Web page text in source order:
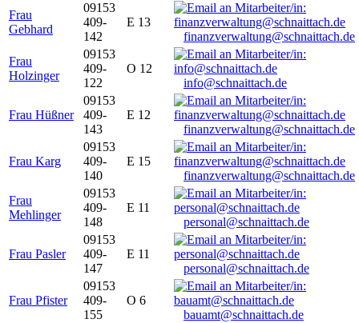
Frau
Gebhard
09153
409-
142
E 13
finanzverwaltung@schnaittach.de
Frau
Holzinger
09153
409-
122
O 12
info@schnaittach.de
Frau Hüßner
09153
409-
143
E 12
finanzverwaltung@schnaittach.de
Frau Karg
09153
409-
140
E 15
finanzverwaltung@schnaittach.de
Frau
Mehlinger
09153
409-
148
E 11
personal@schnaittach.de
Frau Pasler
09153
409-
147
E 11
personal@schnaittach.de
Frau Pfister
09153
409-
155
O 6
bauamt@schnaittach.de